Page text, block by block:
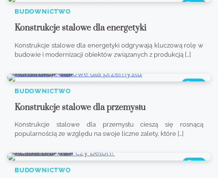
383
BUDOWNICTWO
Konstrukcje stalowe dla energetyki
Konstrukcje stalowe dla energetyki odgrywają kluczową rolę w
budowie i modernizacji obiektów związanych z produkcją […]
394
BUDOWNICTWO
Konstrukcje stalowe dla przemysłu
Konstrukcje stalowe dla przemysłu cieszą się rosnącą
popularnością ze względu na swoje liczne zalety, które […]
175
BUDOWNICTWO